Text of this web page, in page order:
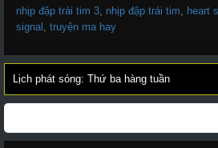
nhịp đập trái tim 3, nhịp đập trái tim, heart
signal , truyện ma hay
Lịch phát sóng: Thứ ba hàng tuần